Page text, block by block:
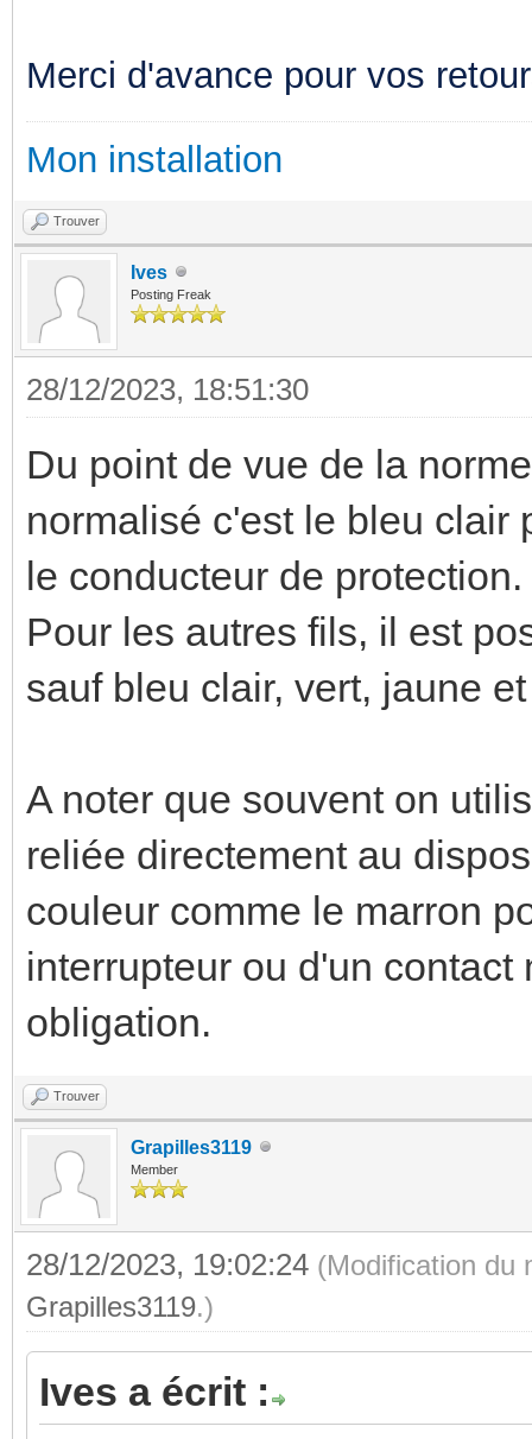
Merci d'avance pour vos
Mon installation
Trouver
Ives
Posting Freak
28/12/2023, 18:51:30
Du point de vue de la
normalisé c'est le bleu clair
le conducteur de protection.
Pour les autres fils, il est
sauf bleu clair, vert, jaune
A noter que souvent on
reliée directement au
couleur comme le marron
interrupteur ou d'un
obligation.
Trouver
Grapilles3119
Member
28/12/2023, 19:02:24 (Modification du
Grapilles3119.)
Ives a écrit :